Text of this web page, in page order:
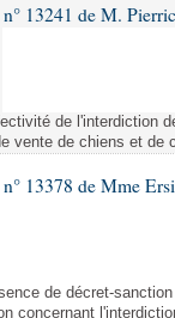
des lois
des lois
sociale
et orales
débats
13241 de M.
de l'interdiction
vente de chiens et de
13378 de Mme
de décret-
concernant